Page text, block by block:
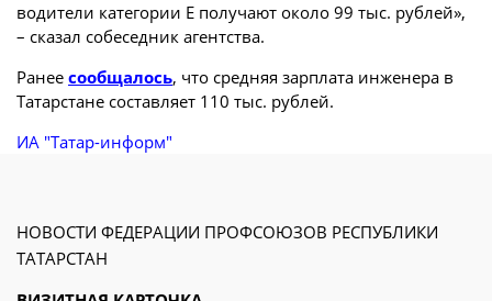
водители категории Е получают около 99 тыс. рублей»,
– сказал собеседник агентства.
Ранее сообщалось, что средняя зарплата инженера в
Татарстане составляет 110 тыс. рублей.
ИА "Татар-информ"
НОВОСТИ ФЕДЕРАЦИИ ПРОФСОЮЗОВ РЕСПУБЛИКИ
ТАТАРСТАН